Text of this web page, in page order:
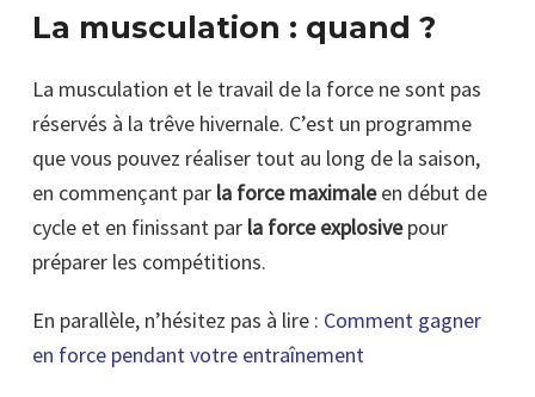
La musculation : quand ?
La musculation et le travail de la force ne sont pas
réservés à la trêve hivernale. C’est un programme
que vous pouvez réaliser tout au long de la saison,
en commençant par la force maximaleen début de
cycle et en finissant par la force explosivepour
préparer les compétitions.
En parallèle, n’hésitez pas à lire : Comment gagner
en force pendant votre entraînement